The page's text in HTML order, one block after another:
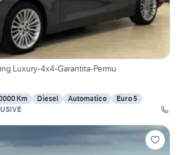
Luxury-4x4-Garantita-Permu
Km Diesel Automatico
Euro 5